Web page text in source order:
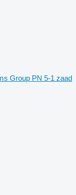
Group PN 5-1 zaad